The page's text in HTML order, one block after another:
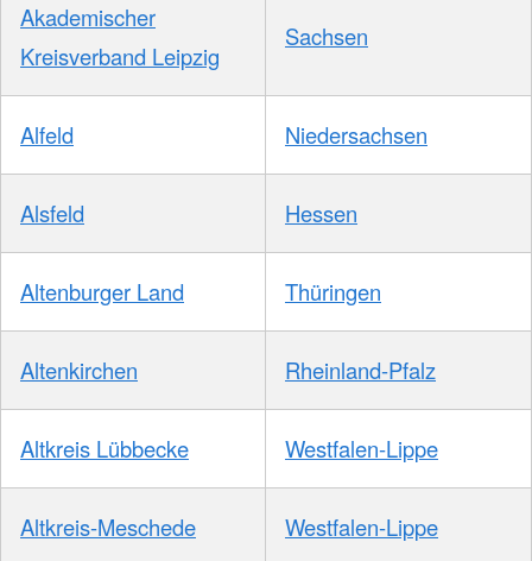
Akademischer
Kreisverband Leipzig
Sachsen
Alfeld Niedersachsen
Alsfeld Hessen
Altenburger Land Thüringen
Altenkirchen Rheinland-Pfalz
Altkreis Lübbecke Westfalen-Lippe
Altkreis-Meschede Westfalen-Lippe